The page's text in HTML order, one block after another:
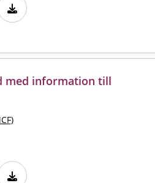
med information till